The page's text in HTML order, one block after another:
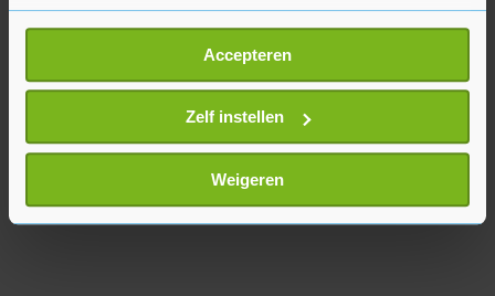
Als u het toestaat, willen we ook graag:
Informatie verzamelen over uw geografische
locatie, die tot een paar meter nauwkeurig kan zijn
Uw apparaat identificeren door het actief te
scannen op specifieke eigenschappen (fingerprinting)
Lees meer over hoe uw persoonlijke gegevens worden
verwerkt en stel uw voorkeuren in het
U kunt uw toestemming op elk moment wijzigen of
Accepteren
Zelf instellen
Weigeren